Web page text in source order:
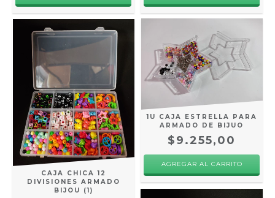
CAJA CHICA 12
DIVISIONES ARMADO
BIJOU (1)
1U CAJA ESTRELLA PARA
ARMADO DE BIJUO
$9.255,00